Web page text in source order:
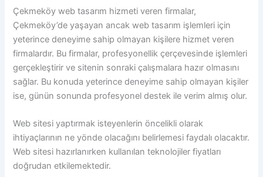
Çekmeköy web tasarım hizmeti veren firmalar,
Çekmeköy’de yaşayan ancak web tasarım işlemleri için
yeterince deneyime sahip olmayan kişilere hizmet veren
firmalardır. Bu firmalar, profesyonellik çerçevesinde işlemleri
gerçekleştirir ve sitenin sonraki çalışmalara hazır olmasını
sağlar. Bu konuda yeterince deneyime sahip olmayan kişiler
ise, günün sonunda profesyonel destek ile verim almış olur.
Web sitesi yaptırmak isteyenlerin öncelikli olarak
ihtiyaçlarının ne yönde olacağını belirlemesi faydalı olacaktır.
Web sitesi hazırlanırken kullanılan teknolojiler fiyatları
doğrudan etkilemektedir.